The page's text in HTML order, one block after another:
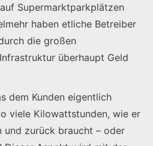
Supermarktparkplätzen
haben etliche Betreiber
die großen
überhaupt Geld
dem Kunden eigentlich
viele Kilowattstunden, wie er
und zurück braucht – oder